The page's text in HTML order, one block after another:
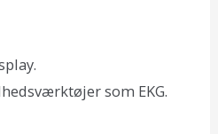
som EKG.